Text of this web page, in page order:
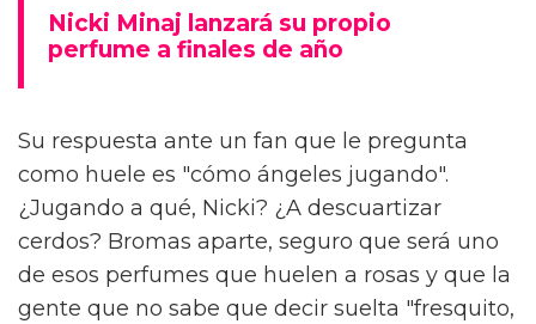
Nicki Minaj lanzará su propio
perfume a finales de año
Su respuesta ante un fan que le pregunta
como huele es "cómo ángeles jugando".
¿Jugando a qué, Nicki? ¿A descuartizar
cerdos? Bromas aparte, seguro que será uno
de esos perfumes que huelen a rosas y que la
gente que no sabe que decir suelta "fresquito,